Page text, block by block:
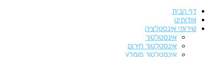
דף הבית
אודותינו
שירותי אינסטלציה
אינסטלטור
אינסטלטור חירום
אינסטלטור מומלץ